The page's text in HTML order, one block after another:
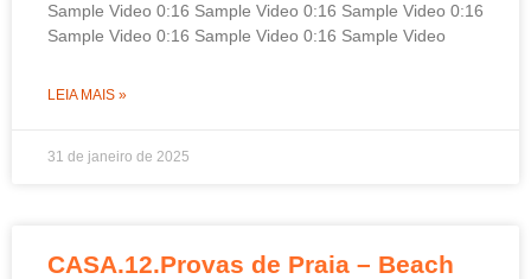
Sample Video 0:16 Sample Video 0:16 Sample Video 0:16
Sample Video 0:16 Sample Video 0:16 Sample Video
LEIA MAIS »
31 de janeiro de 2025
CASA.12.Provas de Praia – Beach